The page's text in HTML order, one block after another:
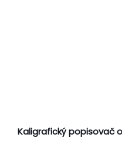
Kaligrafický popisovač